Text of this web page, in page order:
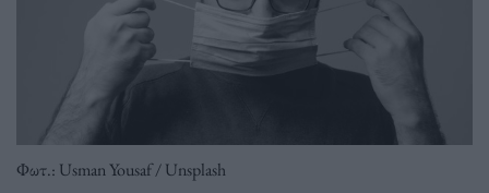
Φωτ.: Usman Yousaf / Unsplash